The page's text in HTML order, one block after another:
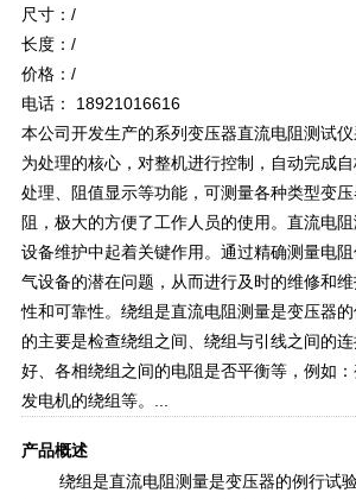
尺寸：/
长度：/
价格：/
电话： 18921016616
本公司开发生产的系列变压器直流电阻测试
为处理的核心，对整机进行控制，自动完成
处理、阻值显示等功能，可测量各种类型变
阻，极大的方便了工作人员的使用。直流电
设备维护中起着关键作用。通过精确测量电
气设备的潜在问题，从而进行及时的维修和
性和可靠性。绕组是直流电阻测量是变压器
的主要是检查绕组之间、绕组与引线之间的
好、各相绕组之间的电阻是否平衡等，例如
发电机的绕组等。...
产品概述
绕组是直流电阻测量是变压器的例行试